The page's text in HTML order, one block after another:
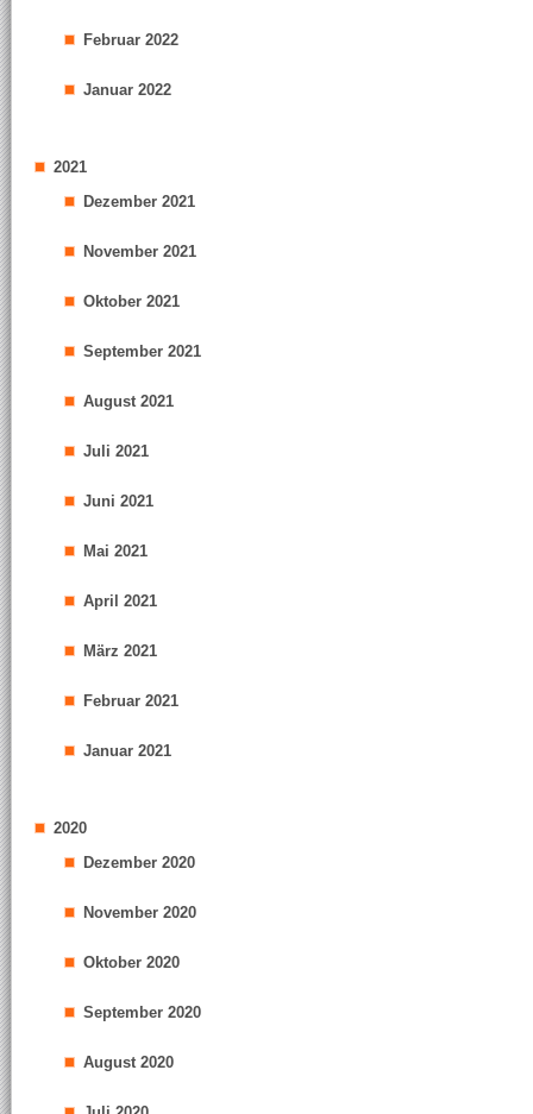
Februar 2022
Januar 2022
2021
Dezember 2021
November 2021
Oktober 2021
September 2021
August 2021
Juli 2021
Juni 2021
Mai 2021
April 2021
März 2021
Februar 2021
Januar 2021
2020
Dezember 2020
November 2020
Oktober 2020
September 2020
August 2020